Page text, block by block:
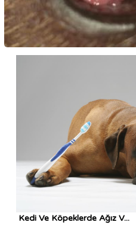
Kedi Ve Köpeklerde Ağız V...